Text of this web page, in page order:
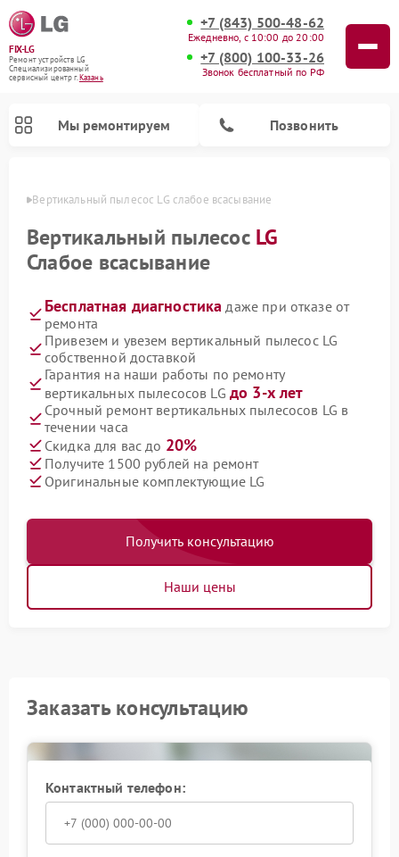
FIX-LG
Ремонт устройств LG
Специализированный
cервисный центр г.Казань
+7 (843) 500-48-62
Ежедневно, с 10:00 до 20:00
+7 (800) 100-33-26
Звонок бесплатный по РФ
Мы ремонтируем Позвонить
Вертикальный пылесос LG слабое всасывание
Вертикальный пылесос LG
Слабое всасывание
Бесплатная диагностика даже при отказе от
ремонта
Привезем и увезем вертикальный пылесос LG
собственной доставкой
Гарантия на наши работы по ремонту
вертикальных пылесосов LG до 3-х лет
Срочный ремонт вертикальных пылесосов LG в
течении часа
Скидка для вас до 20%
Получите 1500 рублей на ремонт
Оригинальные комплектующие LG
Получить консультацию
Наши цены
Заказать консультацию
Контактный телефон: